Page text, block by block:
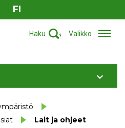
FI
Haku Valikko
Lait ja ohjeet